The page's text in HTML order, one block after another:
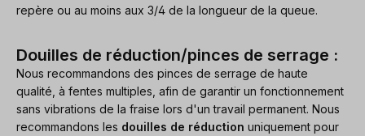
repère ou au moins aux 3/4 de la longueur de la queue.
Douilles de réduction/pinces de serrage :
Nous recommandons des pinces de serrage de haute
qualité, à fentes multiples, afin de garantir un fonctionnement
sans vibrations de la fraise lors d'un travail permanent. Nous
recommandons les douilles de réduction uniquement pour